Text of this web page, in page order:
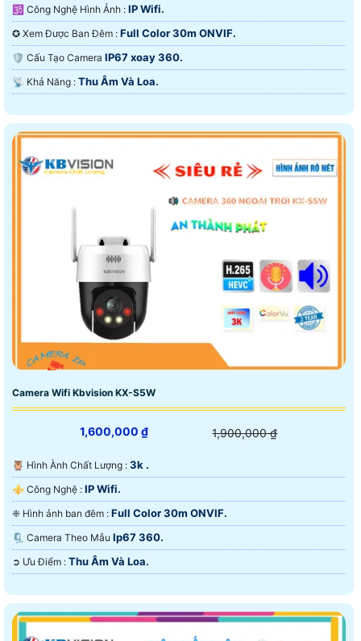
🕉️ Công Nghệ Hình Ảnh : IP Wifi.
✪ Xem Được Ban Đêm : Full Color 30m ONVIF.
🛡 Cấu Tạo Camera IP67 xoay 360.
️📡 Khả Năng : Thu Âm Và Loa.
Camera Wifi Kbvision KX-S5W
1,600,000 ₫ 1,900,000 ₫
🦉 Hình Ành Chất Lượng : 3k .
⚜️ Công Nghệ : IP Wifi.
❈ Hình ảnh ban đêm : Full Color 30m ONVIF.
🗜️ Camera Theo Mẫu Ip67 360.
️➲ Ưu Điểm : Thu Âm Và Loa.